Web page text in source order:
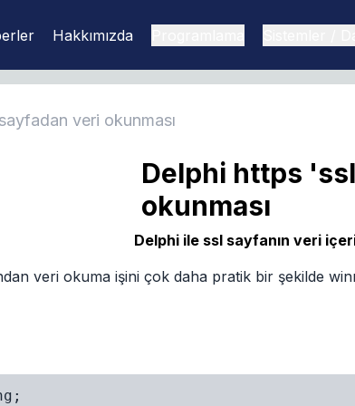
Hakkımızda
veri okunması
Delphi https
okunması
Delphi ile ssl sayfanın veri
veri okuma işini çok daha pratik bir şekilde